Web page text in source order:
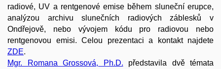
radiové, UV a rentgenové emise během sluneční erupce,
analýzou archivu slunečních radiových záblesků v
Ondřejově, nebo vývojem kódu pro radiovou nebo
rentgenovou emisi. Celou prezentaci a kontakt najdete
ZDE.
Mgr. Romana Grossová, Ph.D. představila dvě témata